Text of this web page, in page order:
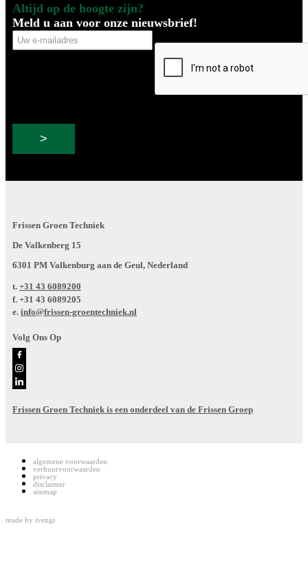
Altijd op de hoogte zijn?
Meld u aan voor onze nieuwsbrief!
Uw
e-
Frissen Groen Techniek
De Valkenberg 15
6301 PM Valkenburg aan de Geul, Nederland
t. +31 43 6089200
f. +31 43 6089205
e. info@frissen-groentechniek.nl
Volg Ons Op
Frissen Groen Techniek is een onderdeel van de Frissen Groep
algemene voorwaarden
verhuurvoorwaarden
privacy
disclaimer
sitemap
made by ivengi